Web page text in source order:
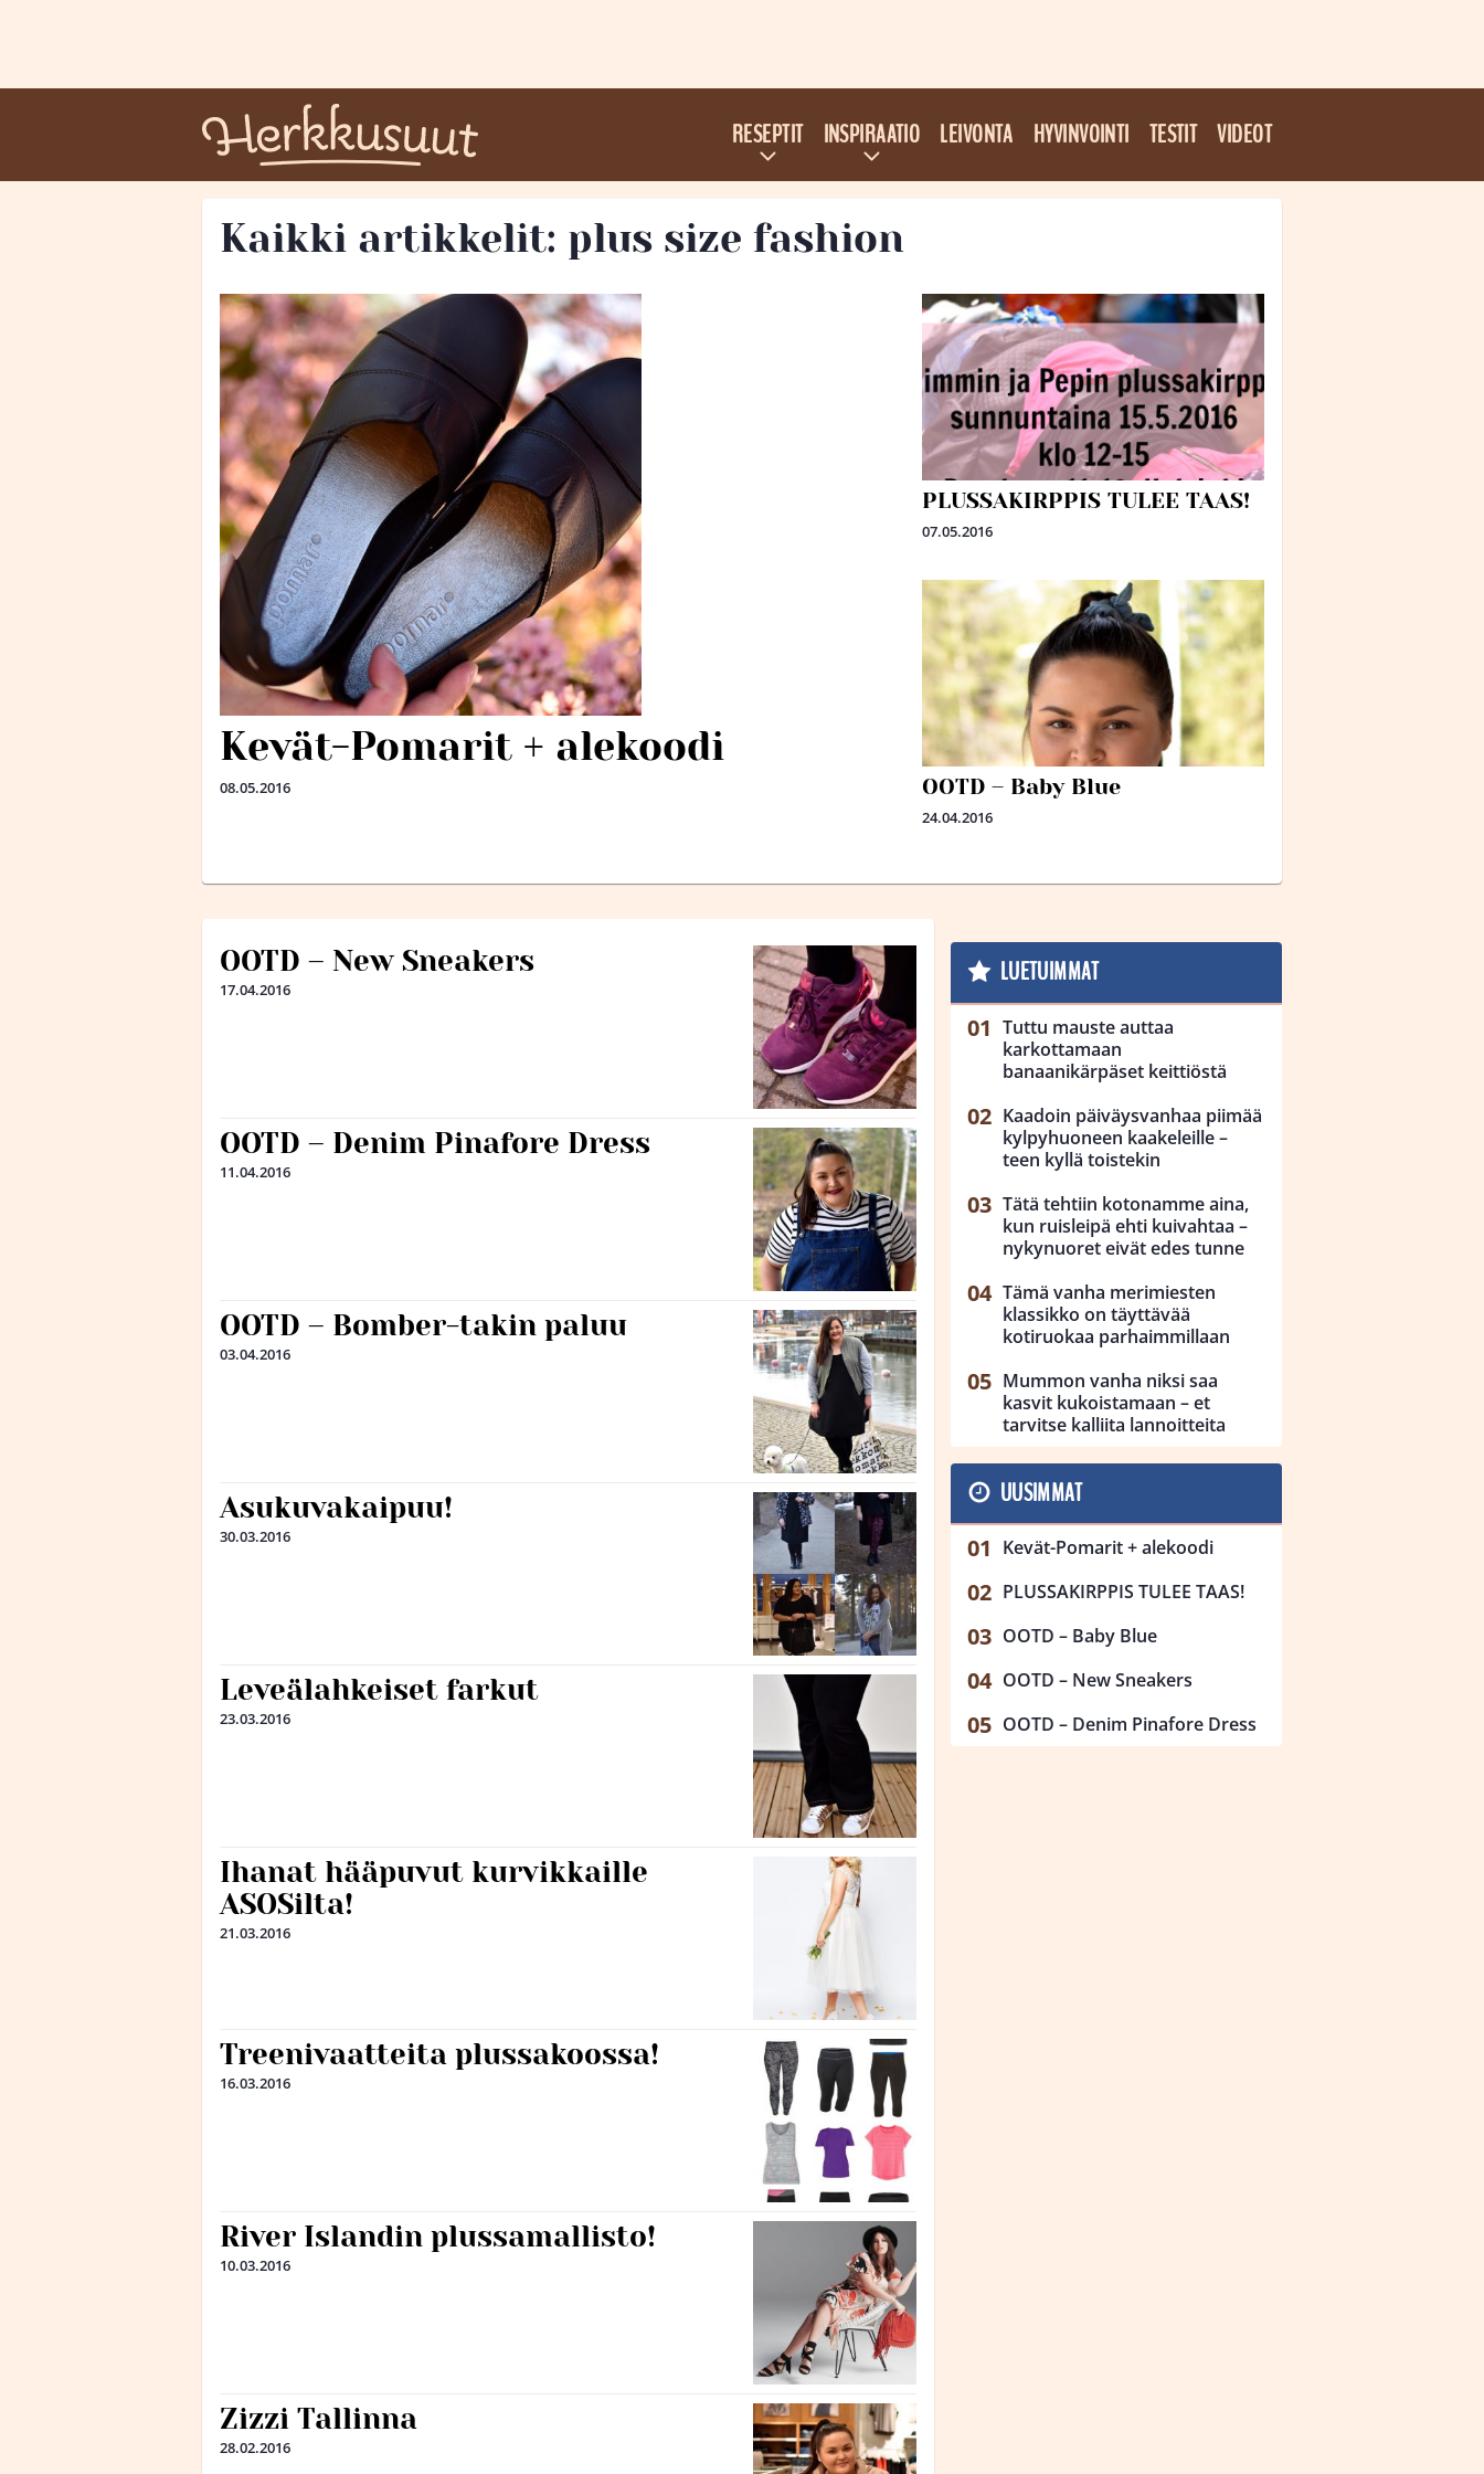
RESEPTIT INSPIRAATIO LEIVONTA HYVINVOINTI TESTIT VIDEOT
Kaikki artikkelit: plus size fashion
Kevät-Pomarit + alekoodi
08.05.2016
PLUSSAKIRPPIS TULEE TAAS!
07.05.2016
OOTD – Baby Blue
24.04.2016
OOTD – New Sneakers
17.04.2016
OOTD – Denim Pinafore Dress
11.04.2016
OOTD – Bomber-takin paluu
03.04.2016
Asukuvakaipuu!
30.03.2016
Leveälahkeiset farkut
23.03.2016
Ihanat hääpuvut kurvikkaille
ASOSilta!
21.03.2016
Treenivaatteita plussakoossa!
16.03.2016
River Islandin plussamallisto!
10.03.2016
Zizzi Tallinna
28.02.2016
LUETUIMMAT
Tuttu mauste auttaa
karkottamaan
banaanikärpäset keittiöstä
Kaadoin päiväysvanhaa piimää
kylpyhuoneen kaakeleille –
teen kyllä toistekin
Tätä tehtiin kotonamme aina,
kun ruisleipä ehti kuivahtaa –
nykynuoret eivät edes tunne
Tämä vanha merimiesten
klassikko on täyttävää
kotiruokaa parhaimmillaan
Mummon vanha niksi saa
kasvit kukoistamaan – et
tarvitse kalliita lannoitteita
UUSIMMAT
Kevät-Pomarit + alekoodi
PLUSSAKIRPPIS TULEE TAAS!
OOTD – Baby Blue
OOTD – New Sneakers
OOTD – Denim Pinafore Dress